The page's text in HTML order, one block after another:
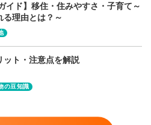
イド】移住・住みやすさ・子育て～
る理由とは？～
ット・注意点を解説
の豆知識